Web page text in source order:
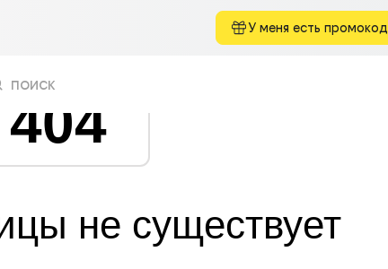
У меня есть промокод
поиск
404
не существует